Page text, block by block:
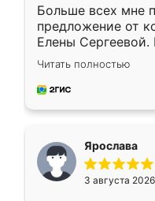
Больше всех мне
предложение от
Елены
короткие сроки
для замера
предложил по
Читать полностью
Ярослава
3 августа 2026